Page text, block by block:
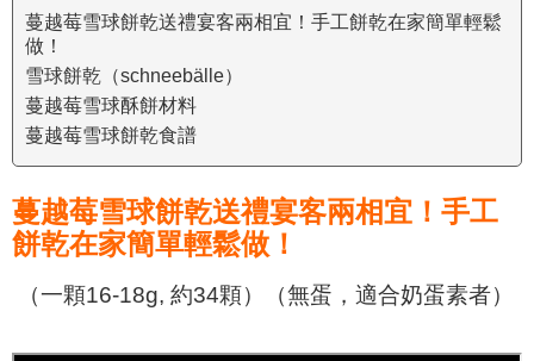
蔓越莓雪球餅乾送禮宴客兩相宜！手工餅乾在家簡單輕鬆
做！
雪球餅乾（schneebälle）
蔓越莓雪球酥餅材料
蔓越莓雪球餅乾食譜
蔓越莓雪球餅乾送禮宴客兩相宜！手工
餅乾在家簡單輕鬆做！
（一顆16-18g, 約34顆）（無蛋，適合奶蛋素者）